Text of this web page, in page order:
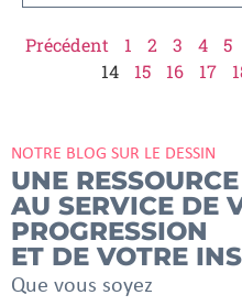
Précédent 1 2 3 4 5
14
15 16 17
NOTRE BLOG SUR LE DESSIN
UNE
AU SERVICE DE
PROGRESSION
ET DE VOTRE
Que vous soyez